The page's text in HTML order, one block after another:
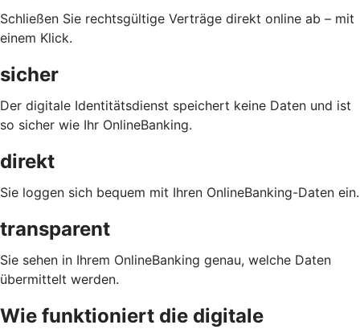
Schließen Sie rechtsgültige Verträge direkt online ab – mit
einem Klick.
sicher
Der digitale Identitätsdienst speichert keine Daten und ist
so sicher wie Ihr OnlineBanking.
direkt
Sie loggen sich bequem mit Ihren OnlineBanking-Daten ein.
transparent
Sie sehen in Ihrem OnlineBanking genau, welche Daten
übermittelt werden.
Wie funktioniert die digitale